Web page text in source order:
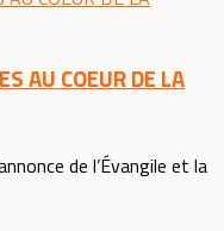
AU COEUR DE LA
de l’Évangile et la